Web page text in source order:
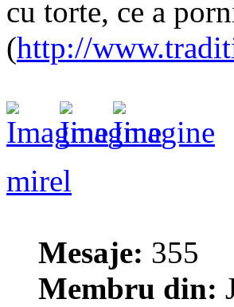
cu torte, ce a
(http://
mirel
Mesaje: 355
Membru din: